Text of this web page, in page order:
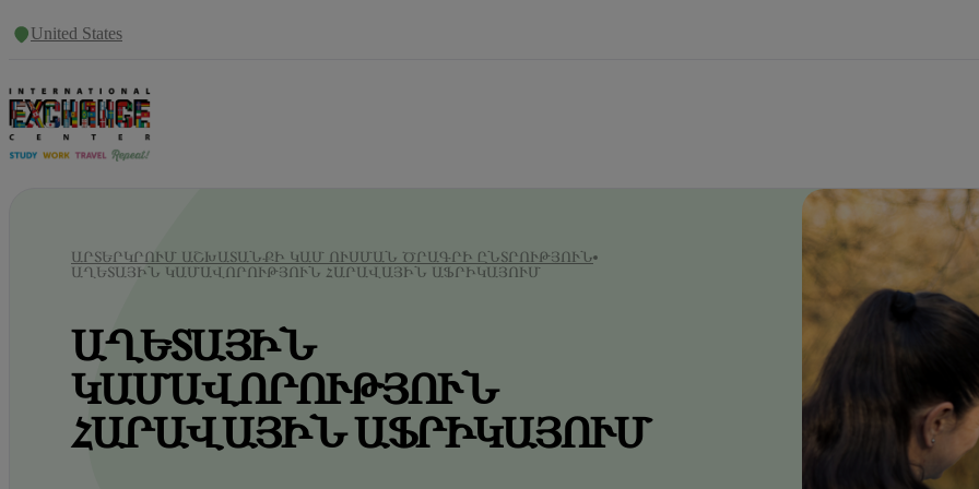
United States
ԱՐՏԵՐԿՐՈՒՄ ԱՇԽԱՏԱՆՔԻ ԿԱՄ ՈՒՍՄԱՆ ԾՐԱԳՐԻ ԸՆՏՐՈՒԹՅՈՒՆ
ԱՂԵՏԱՅԻՆ ԿԱՄԱՎՈՐՈՒԹՅՈՒՆ ՀԱՐԱՎԱՅԻՆ ԱՖՐԻԿԱՅՈՒՄ
ԱՂԵՏԱՅԻՆ
ԿԱՄԱՎՈՐՈՒԹՅՈՒՆ
ՀԱՐԱՎԱՅԻՆ ԱՖՐԻԿԱՅՈՒՄ